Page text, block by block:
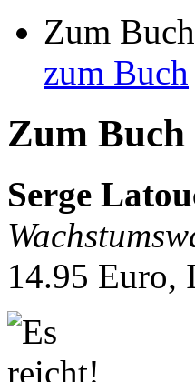
Zum
zum Buch
Zum Buch
Serge
14.95 Euro,